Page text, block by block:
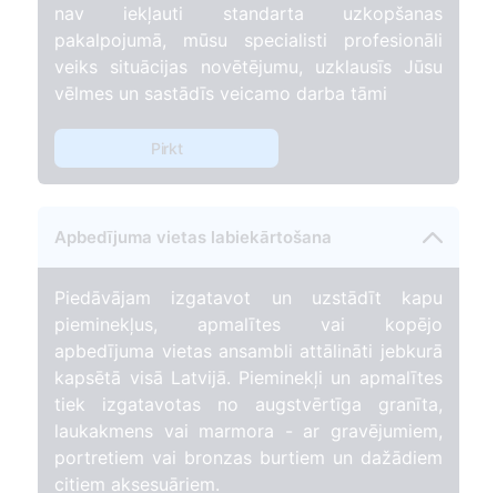
nav iekļauti standarta uzkopšanas
pakalpojumā, mūsu specialisti profesionāli
veiks situācijas novētējumu, uzklausīs Jūsu
vēlmes un sastādīs veicamo darba tāmi
Pirkt
Apbedījuma vietas labiekārtošana
Piedāvājam izgatavot un uzstādīt kapu
pieminekļus, apmalītes vai kopējo
apbedījuma vietas ansambli attālināti jebkurā
kapsētā visā Latvijā. Pieminekļi un apmalītes
tiek izgatavotas no augstvērtīga granīta,
laukakmens vai marmora - ar gravējumiem,
portretiem vai bronzas burtiem un dažādiem
citiem aksesuāriem.